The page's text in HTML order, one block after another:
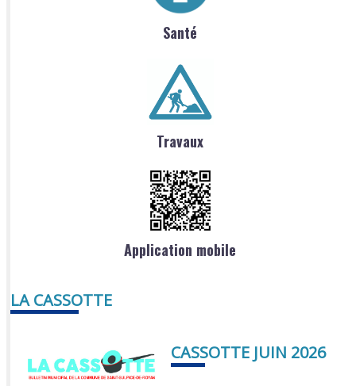
Santé
Travaux
Application mobile
LA CASSOTTE
CASSOTTE JUIN 2026